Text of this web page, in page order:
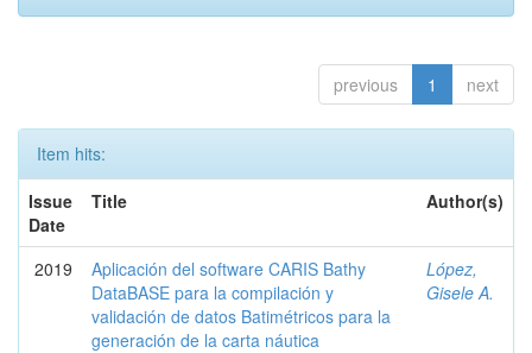
previous 1 next
Item hits:
Issue
Date
Title Author(s)
2019
Aplicación del software CARIS Bathy
DataBASE para la compilación y
validación de datos Batimétricos para la
generación de la carta náutica
López,
Gisele A.